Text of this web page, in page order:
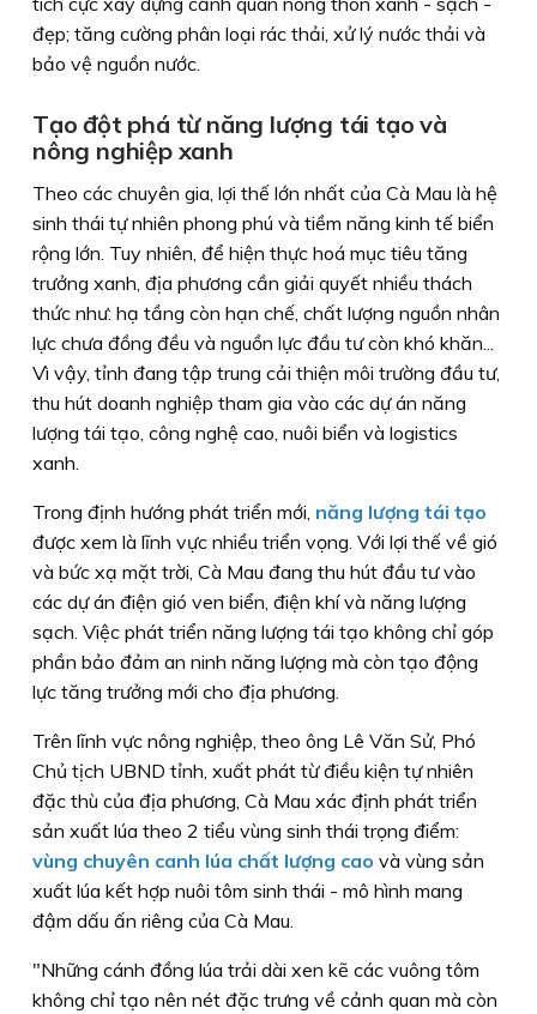
đẹp; tăng cường phân loại rác thải, xử lý nước thải và
bảo vệ nguồn nước.
Tạo đột phá từ năng lượng tái tạo và
nông nghiệp xanh
Theo các chuyên gia, lợi thế lớn nhất của Cà Mau là hệ
sinh thái tự nhiên phong phú và tiềm năng kinh tế biển
rộng lớn. Tuy nhiên, để hiện thực hoá mục tiêu tăng
trưởng xanh, địa phương cần giải quyết nhiều thách
thức như: hạ tầng còn hạn chế, chất lượng nguồn nhân
lực chưa đồng đều và nguồn lực đầu tư còn khó khăn...
Vì vậy, tỉnh đang tập trung cải thiện môi trường đầu tư,
thu hút doanh nghiệp tham gia vào các dự án năng
lượng tái tạo, công nghệ cao, nuôi biển và logistics
xanh.
Trong định hướng phát triển mới, năng lượng tái tạo
được xem là lĩnh vực nhiều triển vọng. Với lợi thế về gió
và bức xạ mặt trời, Cà Mau đang thu hút đầu tư vào
các dự án điện gió ven biển, điện khí và năng lượng
sạch. Việc phát triển năng lượng tái tạo không chỉ góp
phần bảo đảm an ninh năng lượng mà còn tạo động
lực tăng trưởng mới cho địa phương.
Trên lĩnh vực nông nghiệp, theo ông Lê Văn Sử, Phó
Chủ tịch UBND tỉnh, xuất phát từ điều kiện tự nhiên
đặc thù của địa phương, Cà Mau xác định phát triển
sản xuất lúa theo 2 tiểu vùng sinh thái trọng điểm:
vùng chuyên canh lúa chất lượng cao và vùng sản
xuất lúa kết hợp nuôi tôm sinh thái - mô hình mang
đậm dấu ấn riêng của Cà Mau.
"Những cánh đồng lúa trải dài xen kẽ các vuông tôm
không chỉ tạo nên nét đặc trưng về cảnh quan mà còn